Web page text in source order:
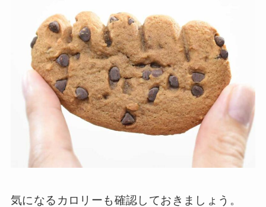
気になるカロリーも確認しておきましょう。